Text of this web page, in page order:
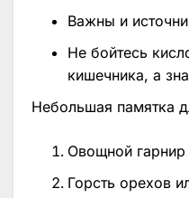
Важны и
Не бойтесь
кишечника, а
Небольшая памятка
Овощной гарнир
Горсть орехов